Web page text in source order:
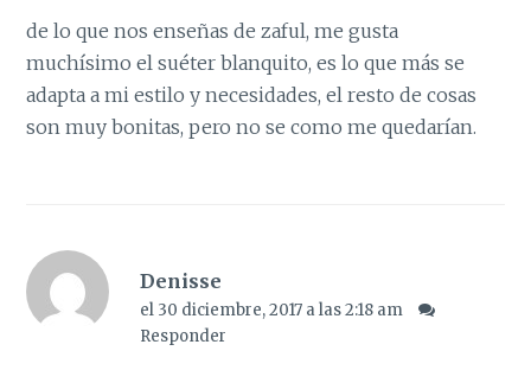
de lo que nos enseñas de zaful, me gusta
muchísimo el suéter blanquito, es lo que más se
adapta a mi estilo y necesidades, el resto de cosas
son muy bonitas, pero no se como me quedarían.
Denisse
el 30 diciembre, 2017 a las 2:18 am
Responder